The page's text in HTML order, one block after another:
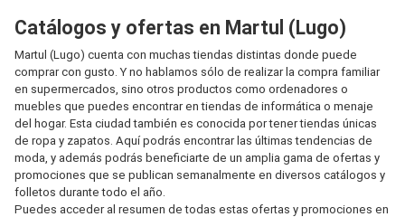
Catálogos y ofertas en Martul (Lugo)
Martul (Lugo) cuenta con muchas tiendas distintas donde puede
comprar con gusto. Y no hablamos sólo de realizar la compra familiar
en supermercados, sino otros productos como ordenadores o
muebles que puedes encontrar en tiendas de informática o menaje
del hogar. Esta ciudad también es conocida por tener tiendas únicas
de ropa y zapatos. Aquí podrás encontrar las últimas tendencias de
moda, y además podrás beneficiarte de un amplia gama de ofertas y
promociones que se publican semanalmente en diversos catálogos y
folletos durante todo el año.
Puedes acceder al resumen de todas estas ofertas y promociones en